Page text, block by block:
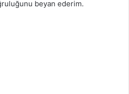
beyan ederim.